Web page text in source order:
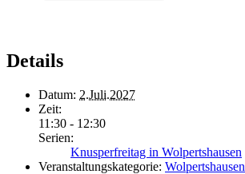
Details
Datum: 2.Juli.2027
Zeit:
11:30 - 12:30
Serien:
Knusperfreitag in Wolpertshausen
Veranstaltungskategorie: Wolpertshausen